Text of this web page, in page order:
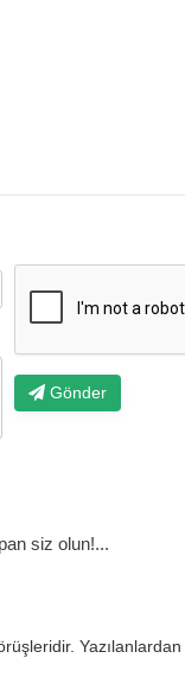
Gönder
siz olun!...
Yazılanlardan